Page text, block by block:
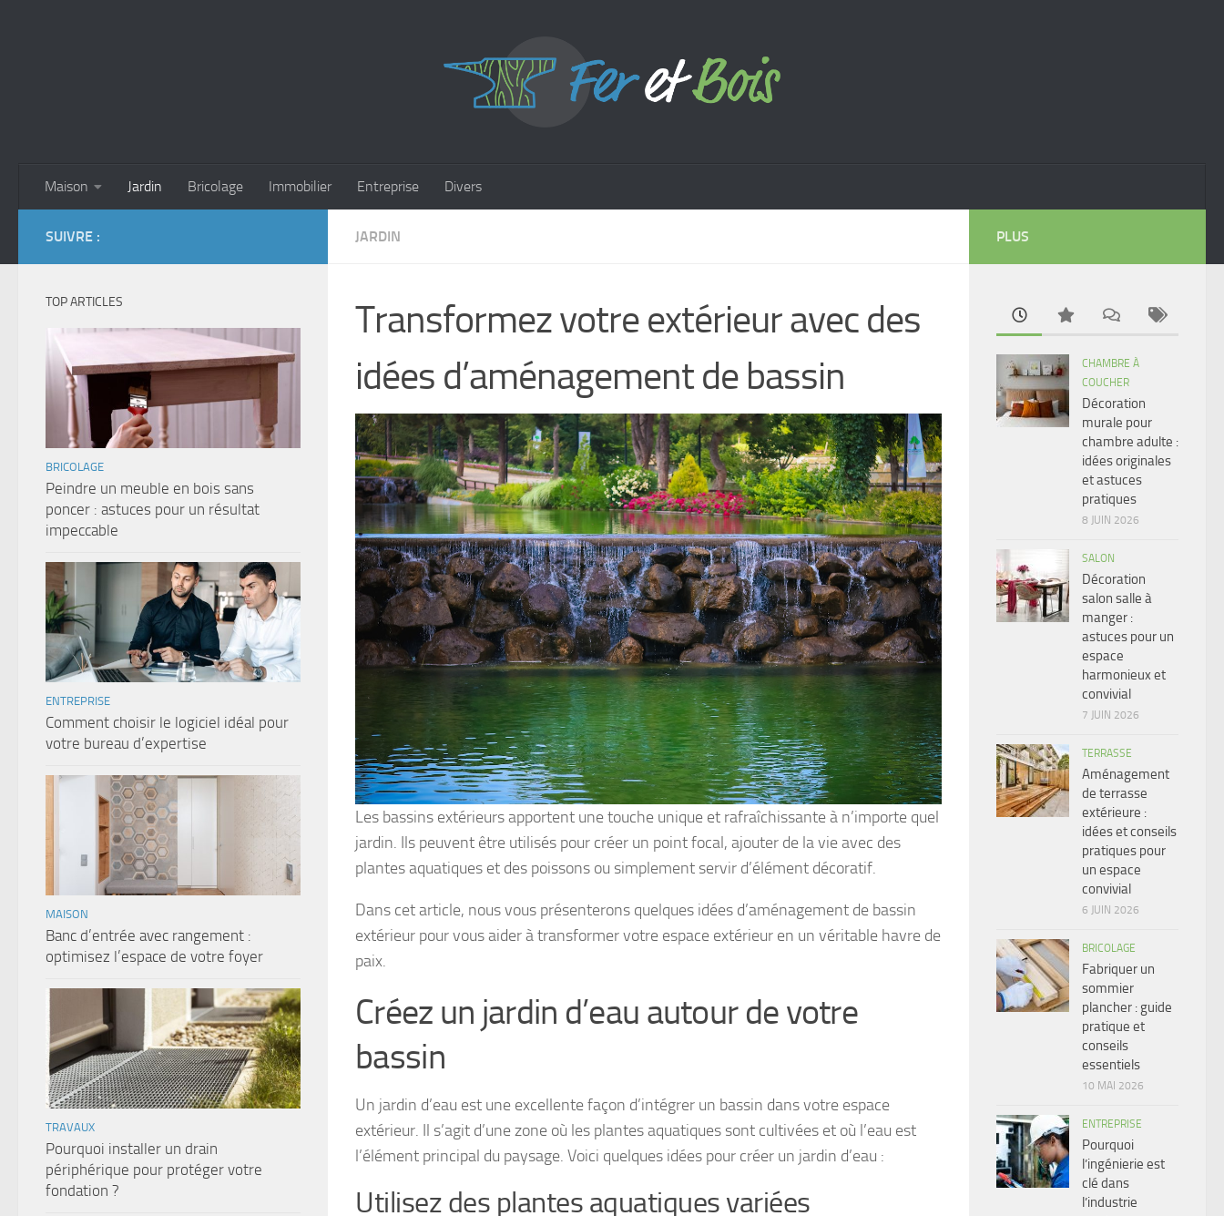
Maison Jardin Bricolage Immobilier Entreprise Divers
JARDIN
Transformez votre extérieur avec des
idées d’aménagement de bassin
Les bassins extérieurs apportent une touche unique et rafraîchissante à n’importe quel
jardin. Ils peuvent être utilisés pour créer un point focal, ajouter de la vie avec des
plantes aquatiques et des poissons ou simplement servir d’élément décoratif.
Dans cet article, nous vous présenterons quelques idées d’aménagement de bassin
extérieur pour vous aider à transformer votre espace extérieur en un véritable havre de
paix.
Créez un jardin d’eau autour de votre
bassin
Un jardin d’eau est une excellente façon d’intégrer un bassin dans votre espace
extérieur. Il s’agit d’une zone où les plantes aquatiques sont cultivées et où l’eau est
l’élément principal du paysage. Voici quelques idées pour créer un jardin d’eau :
Utilisez des plantes aquatiques variées
SUIVRE :
TOP ARTICLES
BRICOLAGE
Peindre un meuble en bois sans
poncer : astuces pour un résultat
impeccable
ENTREPRISE
Comment choisir le logiciel idéal pour
votre bureau d’expertise
MAISON
Banc d’entrée avec rangement :
optimisez l’espace de votre foyer
TRAVAUX
Pourquoi installer un drain
périphérique pour protéger votre
fondation ?
PLUS
CHAMBRE À
COUCHER
Décoration
murale pour
chambre adulte :
idées originales
et astuces
pratiques
8 JUIN 2026
SALON
Décoration
salon salle à
manger :
astuces pour un
espace
harmonieux et
convivial
7 JUIN 2026
TERRASSE
Aménagement
de terrasse
extérieure :
idées et conseils
pratiques pour
un espace
convivial
6 JUIN 2026
BRICOLAGE
Fabriquer un
sommier
plancher : guide
pratique et
conseils
essentiels
10 MAI 2026
ENTREPRISE
Pourquoi
l’ingénierie est
clé dans
l’industrie